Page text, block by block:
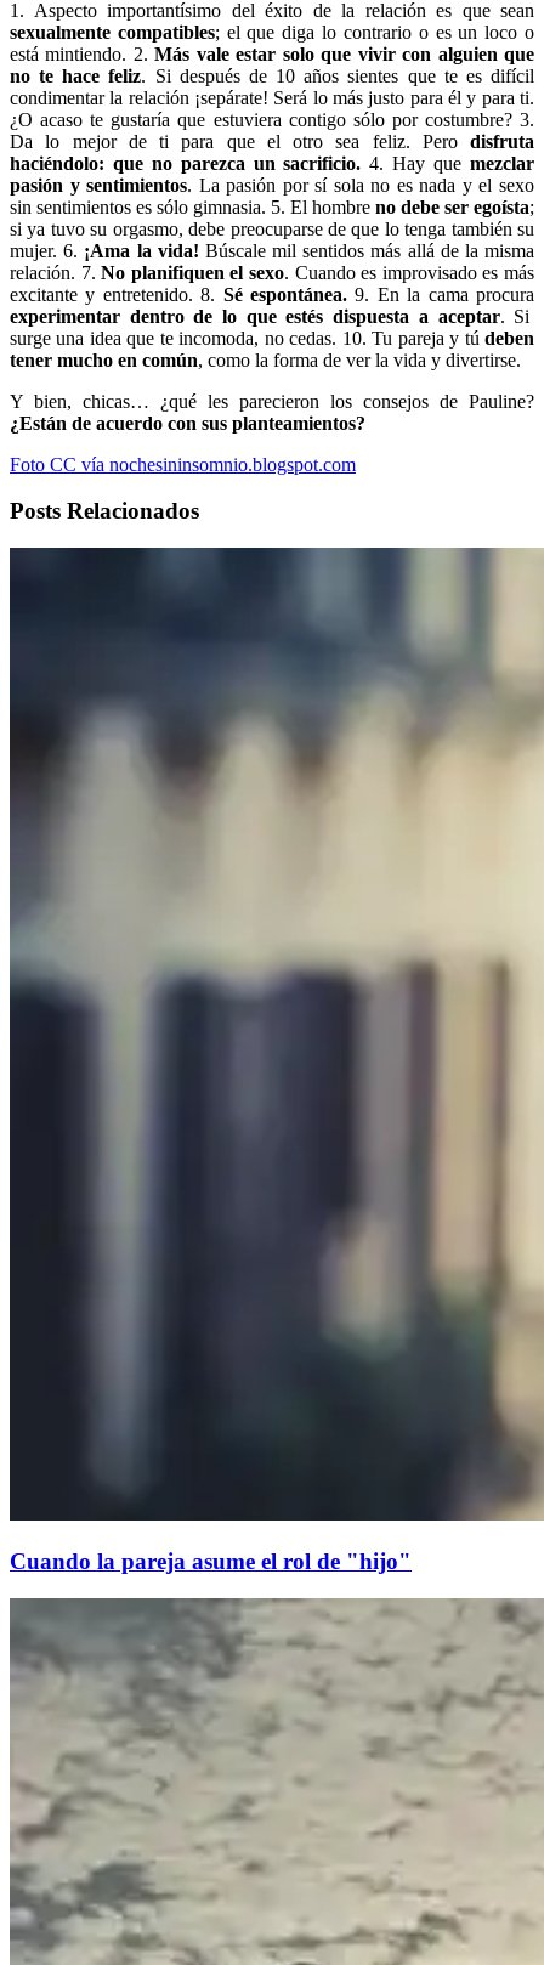
1. Aspecto importantísimo del éxito de la relación es que sean
sexualmente compatibles; el que diga lo contrario o es un loco o
está mintiendo. 2.Más vale estar solo que vivir con alguien que
no te hace feliz. Si después de 10 años sientes que te es difícil
condimentar la relación ¡sepárate! Será lo más justo para él y para ti.
¿O acaso te gustaría que estuviera contigo sólo por costumbre? 3.
Da lo mejor de ti para que el otro sea feliz. Perodisfruta
haciéndolo: que no parezca un sacrificio. 4. Hay que mezclar
pasión y sentimientos. La pasión por sí sola no es nada y el sexo
sin sentimientos es sólo gimnasia. 5. El hombre no debe ser egoísta;
si ya tuvo su orgasmo, debe preocuparse de que lo tenga también su
mujer. 6. ¡Ama la vida! Búscale mil sentidos más allá de la misma
relación. 7. No planifiquen el sexo. Cuando es improvisado es más
excitante y entretenido. 8. Sé espontánea. 9. En la cama procura
experimentar dentro de lo que estés dispuesta a aceptar. Si
surge una idea que te incomoda, no cedas. 10. Tu pareja y tú deben
tener mucho en común, como la forma de ver la vida y divertirse.
Y bien, chicas… ¿qué les parecieron los consejos de Pauline?
¿Están de acuerdo con sus planteamientos?
Foto CC vía nochesininsomnio.blogspot.com
Posts Relacionados
Cuando la pareja asume el rol de "hijo"